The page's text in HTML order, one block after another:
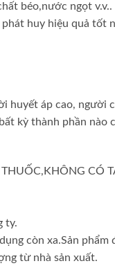
béo,nước ngọt v.v..
huy hiệu quả tốt
huyết áp cao, người
kỳ thành phần nào
CÓ
ty.
còn xa.Sản
từ nhà sản xuất.